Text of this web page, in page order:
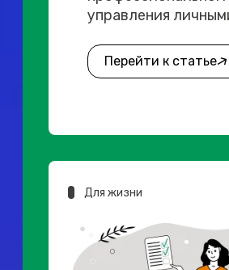
управления
Перейти к статье
Для жизни